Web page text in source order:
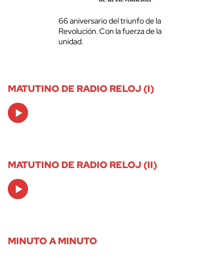
66 aniversario del triunfo de la
Revolución. Con la fuerza de la
unidad.
MATUTINO DE RADIO RELOJ (I)
Audio
Player
MATUTINO DE RADIO RELOJ (II)
Audio
Player
MINUTO A MINUTO